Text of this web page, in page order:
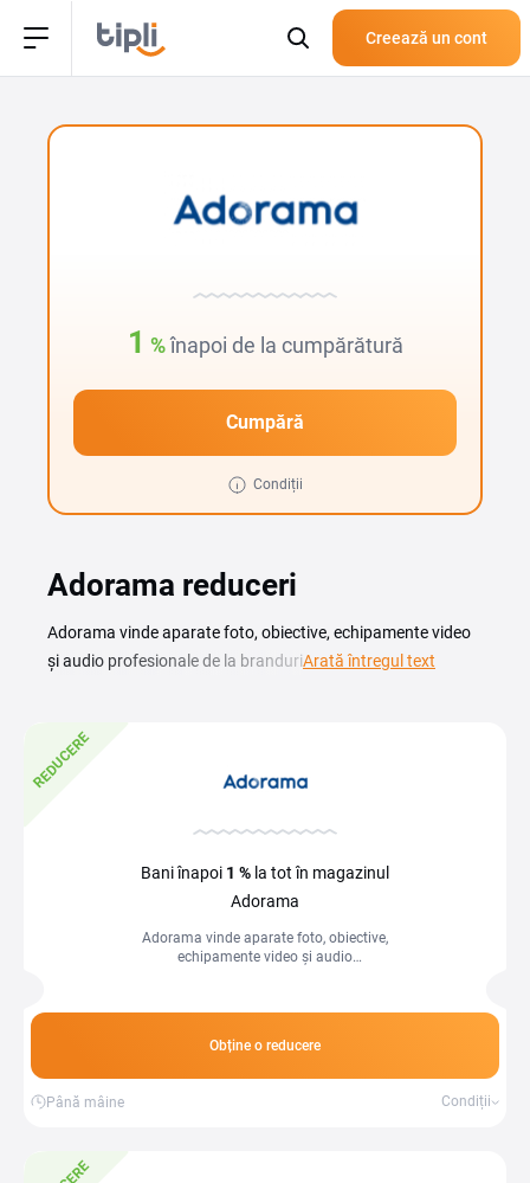
Creează un cont
1 %înapoi de la cumpărătură
Cumpără
Condiții
Adorama reduceri
Adorama vinde aparate foto, obiective, echipamente video
și audio profesionale de la branduri precum Canon, Sony,
filmare și înregistrare studio direct de la retailerul
specializat. Pe această pagină găsești promoții actualizate
mirrorless, prin obiective și trepiede, până la microfoane,
înainte de a comanda pentru a economisi la echipamentele
Arată întregul text
REDUCERE
Bani înapoi 1 % la tot în magazinul
Adorama
Adorama vinde aparate foto, obiective,
echipamente video și audio
Cu un...
Obține o reducere
Până mâine Condiții